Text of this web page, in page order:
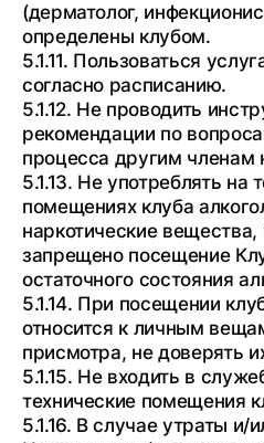
(дерматолог,
определены клубом.
5.1.11. Пользоваться
согласно расписанию.
5.1.12. Не проводить
рекомендации по
процесса другим членам
5.1.13. Не употреблять на
помещениях клуба
наркотические
запрещено посещение
остаточного состояния
5.1.14. При посещении
относится к личным
присмотра, не доверять
5.1.15. Не входить в
технические помещения
5.1.16. В случае утраты